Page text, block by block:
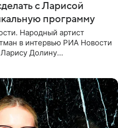
с Ларисой
программу
Народный артист
в интервью РИА Новости
Долину